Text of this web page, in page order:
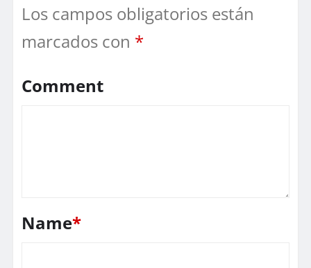
Los campos obligatorios están
marcados con *
Comment
Name*